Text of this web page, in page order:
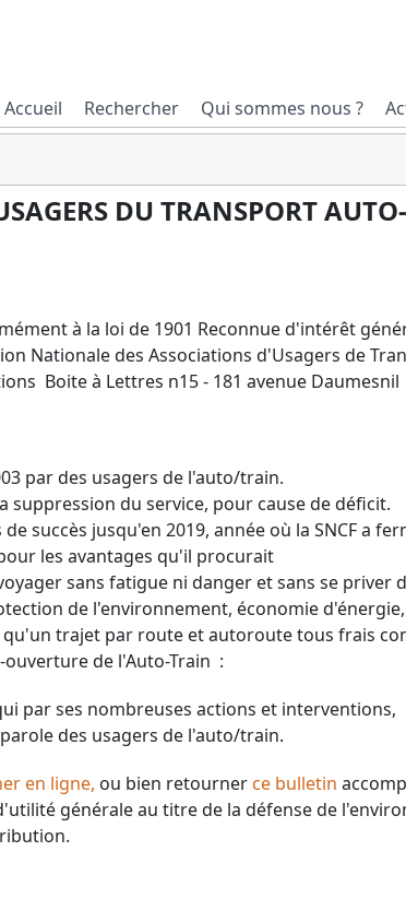
Accueil Rechercher Qui sommes nous ?
DU TRANSPORT
à la loi de 1901 Reconnue d'intérêt
Nationale des Associations d'Usagers de
Boite à Lettres n15 - 181 avenue Daumesnil
par des usagers de l'auto/train.
suppression du service, pour cause de déficit.
succès jusqu'en 2019, année où la SNCF a
les avantages qu'il procurait
sans fatigue ni danger et sans se priver
de l'environnement, économie d'énergie,
trajet par route et autoroute tous frais
de l'Auto-Train :
par ses nombreuses actions et interventions,
des usagers de l'auto/train.
en ligne, ou bien retournerce bulletin
générale au titre de la défense de